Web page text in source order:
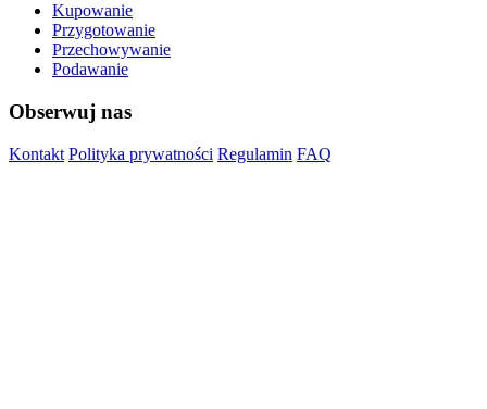
Kupowanie
Przygotowanie
Przechowywanie
Podawanie
Obserwuj nas
Kontakt Polityka prywatności Regulamin FAQ